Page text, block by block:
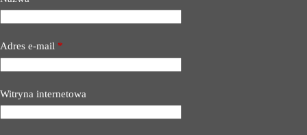
Adres e-mail *
Witryna internetowa